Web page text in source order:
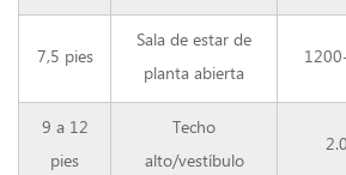
7,5 pies
Sala de estar de
planta abierta
9 a 12
pies
Techo
alto/vestíbulo